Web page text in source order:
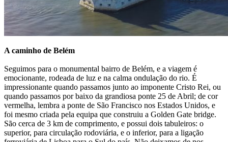
A caminho de Belém
Seguimos para o monumental bairro de Belém, e a viagem é
emocionante, rodeada de luz e na calma ondulação do rio. É
impressionante quando passamos junto ao imponente Cristo Rei, ou
quando passamos por baixo da grandiosa ponte 25 de Abril; de cor
vermelha, lembra a ponte de São Francisco nos Estados Unidos, e
foi mesmo criada pela equipa que construiu a Golden Gate bridge.
São cerca de 3 km de comprimento, e possui dois tabuleiros: o
superior, para circulação rodoviária, e o inferior, para a ligação